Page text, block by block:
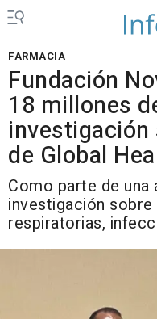
FARMACIA
Fundación
18 millones
de Global
Como parte de una
investigación
respiratorias,